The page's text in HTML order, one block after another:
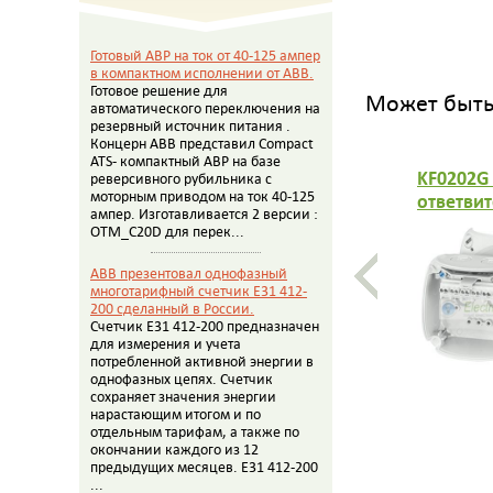
Готовый АВР на ток от 40-125 ампер
в компактном исполнении от АВВ.
Готовое решение для
автоматического переключения на
резервный источник питания .
Концерн АВВ представил Compact
ATS- компактный АВР на базе
реверсивного рубильника с
моторным приводом на ток 40-125
ампер. Изготавливается 2 версии :
OTM_C20D для перек...
ABB презентовал однофазный
многотарифный счетчик E31 412-
200 сделанный в России.
Счетчик E31 412-200 предназначен
для измерения и учета
потребленной активной энергии в
однофазных цепях. Счетчик
сохраняет значения энергии
нарастающим итогом и по
отдельным тарифам, а также по
окончании каждого из 12
предыдущих месяцев. E31 412-200
...
Может быть
размер
УФ,
опрес.